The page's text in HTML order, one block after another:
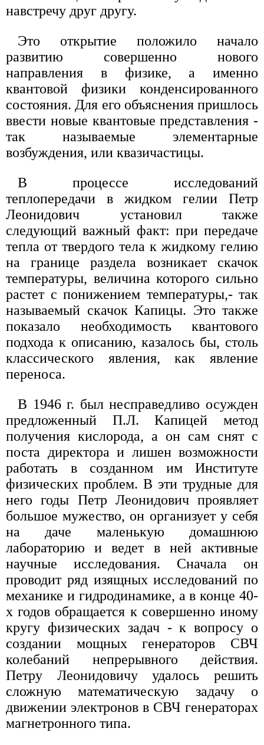
навстречу друг другу.
Это открытие положило начало
развитию совершенно нового
направления в физике, а именно
квантовой физики конденсированного
состояния. Для его объяснения пришлось
ввести новые квантовые представления -
так называемые элементарные
возбуждения, или квазичастицы.
В процессе исследований
теплопередачи в жидком гелии Петр
Леонидович установил также
следующий важный факт: при передаче
тепла от твердого тела к жидкому гелию
на границе раздела возникает скачок
температуры, величина которого сильно
растет с понижением температуры,- так
называемый скачок Капицы. Это также
показало необходимость квантового
подхода к описанию, казалось бы, столь
классического явления, как явление
переноса.
В 1946 г. был несправедливо осужден
предложенный П.Л. Капицей метод
получения кислорода, а он сам снят с
поста директора и лишен возможности
работать в созданном им Институте
физических проблем. В эти трудные для
него годы Петр Леонидович проявляет
большое мужество, он организует у себя
на даче маленькую домашнюю
лабораторию и ведет в ней активные
научные исследования. Сначала он
проводит ряд изящных исследований по
механике и гидродинамике, а в конце 40-
х годов обращается к совершенно иному
кругу физических задач - к вопросу о
создании мощных генераторов СВЧ
колебаний непрерывного действия.
Петру Леонидовичу удалось решить
сложную математическую задачу о
движении электронов в СВЧ генераторах
магнетронного типа.